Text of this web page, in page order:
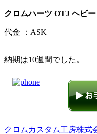
クロムハーツ OTJ ヘビ
代金 ：ASK
納期は10週間でした。
クロムカスタム工房株式